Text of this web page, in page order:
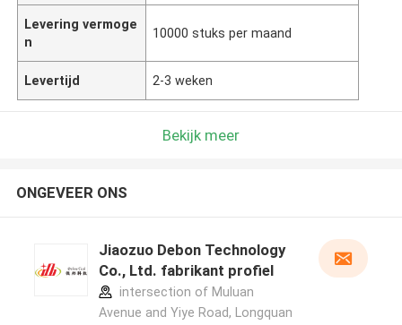
Levering vermoge
n
10000 stuks per maand
Levertijd 2-3 weken
Bekijk meer
ONGEVEER ONS
Jiaozuo Debon Technology
Co., Ltd. fabrikant profiel
intersection of Muluan
Avenue and Yiye Road, Longquan